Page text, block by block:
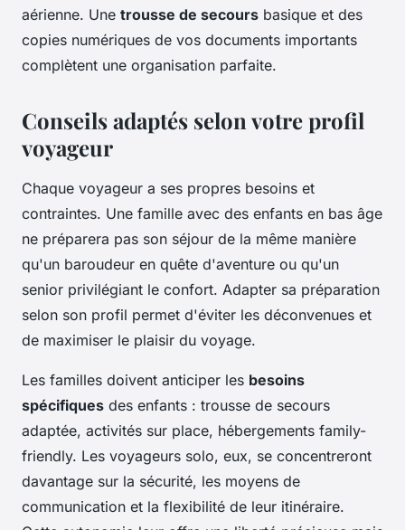
aérienne. Une trousse de secours basique et des
copies numériques de vos documents importants
complètent une organisation parfaite.
Conseils adaptés selon votre profil
voyageur
Chaque voyageur a ses propres besoins et
contraintes. Une famille avec des enfants en bas âge
ne préparera pas son séjour de la même manière
qu'un baroudeur en quête d'aventure ou qu'un
senior privilégiant le confort. Adapter sa préparation
selon son profil permet d'éviter les déconvenues et
de maximiser le plaisir du voyage.
Les familles doivent anticiper les besoins
spécifiques des enfants : trousse de secours
adaptée, activités sur place, hébergements family-
friendly. Les voyageurs solo, eux, se concentreront
davantage sur la sécurité, les moyens de
communication et la flexibilité de leur itinéraire.